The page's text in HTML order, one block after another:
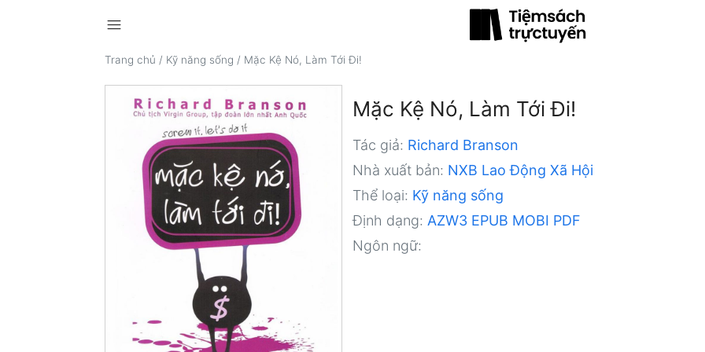
menu
Trang chủ / Kỹ năng sống / Mặc Kệ Nó, Làm Tới Đi!
Mặc Kệ Nó, Làm Tới Đi!
Tác giả: Richard Branson
Nhà xuất bản: NXB Lao Động Xã Hội
Thể loại: Kỹ năng sống
Định dạng: AZW3 EPUB MOBI PDF
Ngôn ngữ: